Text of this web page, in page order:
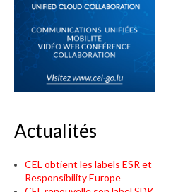
Actualités
CEL obtient les labels ESR et
Responsibility Europe